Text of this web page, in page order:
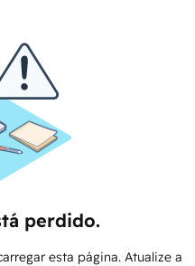
perdido.
esta página. Atualize a